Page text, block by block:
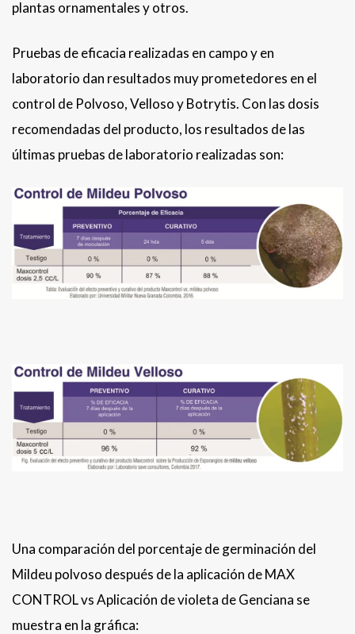
plantas ornamentales y otros.
Pruebas de eficacia realizadas en campo y en
laboratorio dan resultados muy prometedores en el
control de Polvoso, Velloso y Botrytis. Con las dosis
recomendadas del producto, los resultados de las
últimas pruebas de laboratorio realizadas son:
Una comparación del porcentaje de germinación del
Mildeu polvoso después de la aplicación de MAX
CONTROL vs Aplicación de violeta de Genciana se
muestra en la gráfica: